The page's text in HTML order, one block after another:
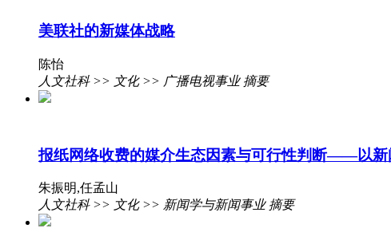
美联社的新媒体战略
陈怡
人文社科 >> 文化 >> 广播电视事业 摘要
报纸网络收费的媒介生态因素与可行性判断——以新
朱振明,任孟山
人文社科 >> 文化 >> 新闻学与新闻事业 摘要